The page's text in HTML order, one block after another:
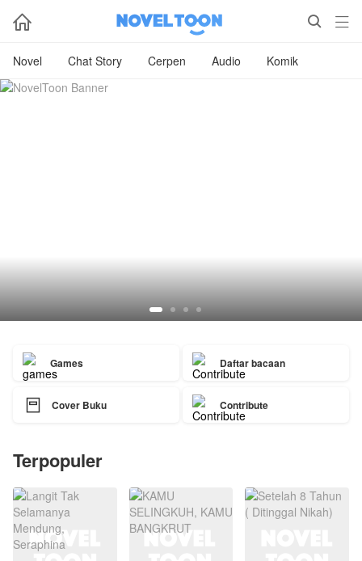
  
Novel Chat Story Cerpen Audio Komik
Games Daftar bacaan
 Cover Buku Contribute
Terpopuler